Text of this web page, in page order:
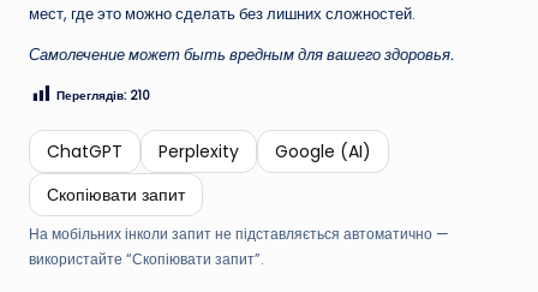
мест, где это можно сделать без лишних сложностей.
Самолечение может быть вредным для вашего здоровья.
Переглядів: 210
ChatGPT Perplexity
Google (AI)
Скопіювати запит
На мобільних інколи запит не підставляється автоматично —
використайте “Скопіювати запит”.